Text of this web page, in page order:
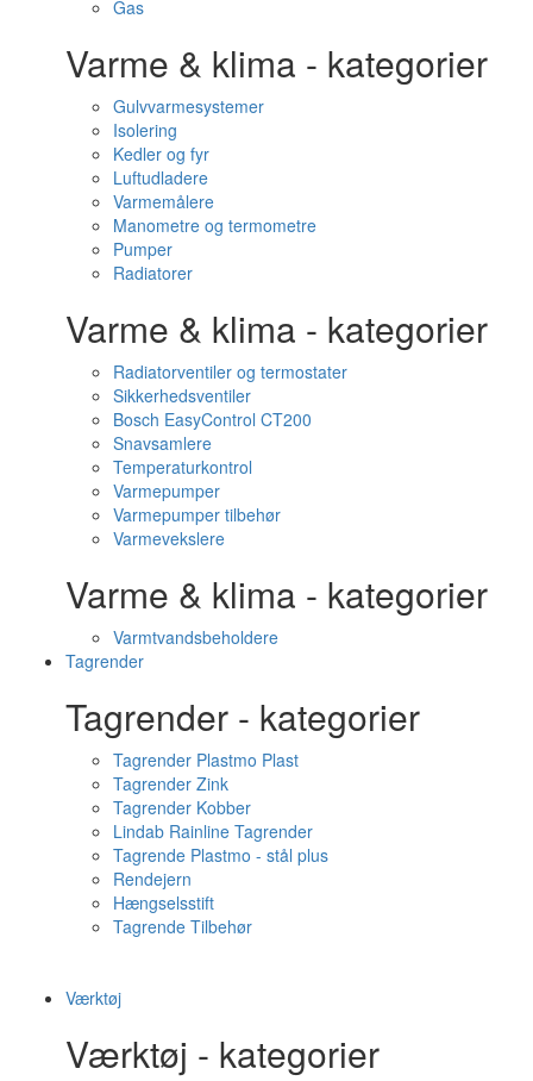
Gas
Varme & klima - kategorier
Gulvvarmesystemer
Isolering
Kedler og fyr
Luftudladere
Varmemålere
Manometre og termometre
Pumper
Radiatorer
Varme & klima - kategorier
Radiatorventiler og termostater
Sikkerhedsventiler
Bosch EasyControl CT200
Snavsamlere
Temperaturkontrol
Varmepumper
Varmepumper tilbehør
Varmevekslere
Varme & klima - kategorier
Varmtvandsbeholdere
Tagrender
Tagrender - kategorier
Tagrender Plastmo Plast
Tagrender Zink
Tagrender Kobber
Lindab Rainline Tagrender
Tagrende Plastmo - stål plus
Rendejern
Hængselsstift
Tagrende Tilbehør
Værktøj
Værktøj - kategorier